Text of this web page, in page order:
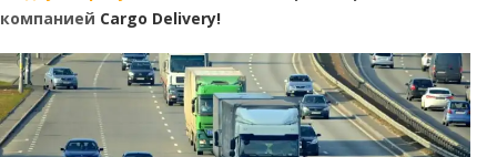
компанией Cargo Delivery!